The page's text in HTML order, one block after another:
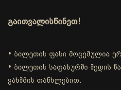
გაითვალისწინეთ!
• ბილეთის ფასი მოცემულია
• ბილეთის საფასურში შედის
ვახშმის თანხლებით.